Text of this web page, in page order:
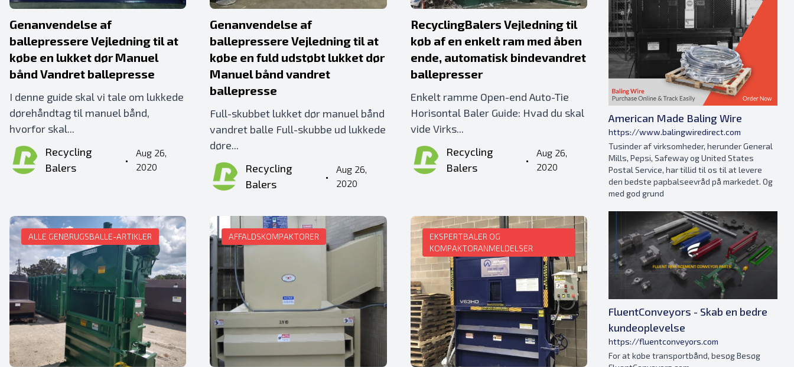
Genanvendelse af
ballepressere Vejledning til at
købe en lukket dør Manuel
bånd Vandret ballepresse
I denne guide skal vi tale om lukkede
dørehåndtag til manuel bånd,
hvorfor skal...
Recycling
Balers
•
Aug 26,
2020
Genanvendelse af
ballepressere Vejledning til at
købe en fuld udstøbt lukket dør
Manuel bånd vandret
ballepresse
Full-skubbet lukket dør manuel bånd
vandret balle Full-skubbe ud lukkede
døre...
Recycling
Balers
•
Aug 26,
2020
RecyclingBalers Vejledning til
køb af en enkelt ram med åben
ende, automatisk bindevandret
ballepresser
Enkelt ramme Open-end Auto-Tie
Horisontal Baler Guide: Hvad du skal
vide Virks...
Recycling
Balers
•
Aug 26,
2020
ALLE GENBRUGSBALLE-ARTIKLER AFFALDSKOMPAKTORER
EKSPERTBALER OG
KOMPAKTORANMELDELSER
American Made Baling Wire
https://www.balingwiredirect.com
Tusinder af virksomheder, herunder General
Mills, Pepsi, Safeway og United States
Postal Service, har tillid til os til at levere
den bedste papbalseevråd på markedet. Og
med god grund
FluentConveyors - Skab en bedre
kundeoplevelse
https://fluentconveyors.com
For at købe transportbånd, besøg Besøg